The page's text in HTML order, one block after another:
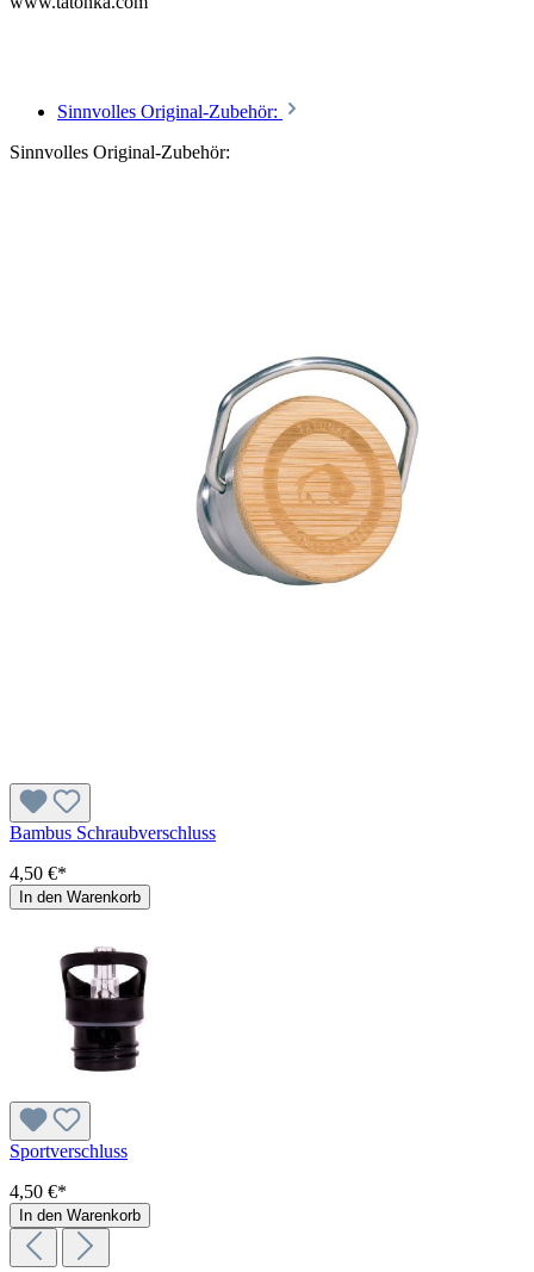
Sinnvolles Original-Zubehör:
Sinnvolles Original-Zubehör:
Bambus Schraubverschluss
4,50 €*
In den Warenkorb
Sportverschluss
4,50 €*
In den Warenkorb